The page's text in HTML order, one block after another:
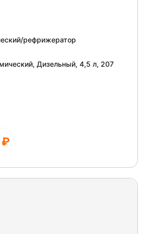
рефрижератор
Дизельный, 4,5 л, 207
₽